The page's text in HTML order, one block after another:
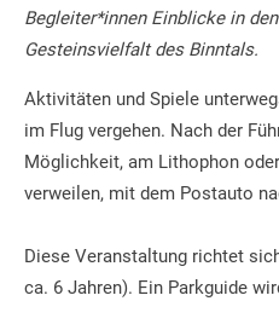
Begleiter*innen Einblicke in
Gesteinsvielfalt des Binntals.
Aktivitäten und Spiele
im Flug vergehen. Nach der
Möglichkeit, am Lithophon
verweilen, mit dem Postauto
Diese Veranstaltung richtet
ca. 6 Jahren). Ein Parkguide